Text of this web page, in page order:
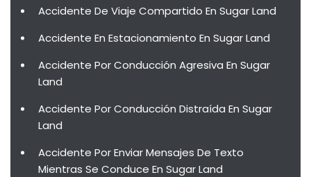
Accidente De Viaje Compartido En Sugar Land
Accidente En Estacionamiento En Sugar Land
Accidente Por Conducción Agresiva En Sugar
Land
Accidente Por Conducción Distraída En Sugar
Land
Accidente Por Enviar Mensajes De Texto
Mientras Se Conduce En Sugar Land